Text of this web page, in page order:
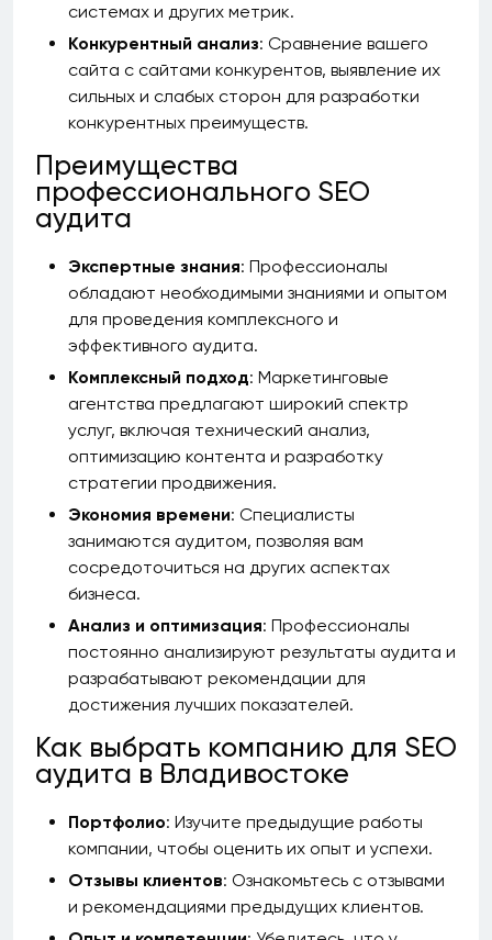
системах и других метрик.
Конкурентный анализ: Сравнение вашего
сайта с сайтами конкурентов, выявление их
сильных и слабых сторон для разработки
конкурентных преимуществ.
Преимущества
профессионального SEO
аудита
Экспертные знания: Профессионалы
обладают необходимыми знаниями и опытом
для проведения комплексного и
эффективного аудита.
Комплексный подход: Маркетинговые
агентства предлагают широкий спектр
услуг, включая технический анализ,
оптимизацию контента и разработку
стратегии продвижения.
Экономия времени: Специалисты
занимаются аудитом, позволяя вам
сосредоточиться на других аспектах
бизнеса.
Анализ и оптимизация: Профессионалы
постоянно анализируют результаты аудита и
разрабатывают рекомендации для
достижения лучших показателей.
Как выбрать компанию для SEO
аудита в Владивостоке
Портфолио: Изучите предыдущие работы
компании, чтобы оценить их опыт и успехи.
Отзывы клиентов: Ознакомьтесь с отзывами
и рекомендациями предыдущих клиентов.